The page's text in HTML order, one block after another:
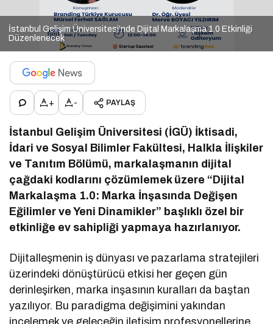
İstanbul Gelişim Üniversitesi’nde Dijital Markalaşma 1.0 Etkinliği
Düzenlenecek
+ - PAYLAŞ
İstanbul Gelişim Üniversitesi (İGÜ) İktisadi,
İdari ve Sosyal Bilimler Fakültesi, Halkla İlişkiler
ve Tanıtım Bölümü, markalaşmanın dijital
çağdaki kodlarını çözümlemek üzere “Dijital
Markalaşma 1.0: Marka İnşasında Değişen
Eğilimler ve Yeni Dinamikler” başlıklı özel bir
etkinliğe ev sahipliği yapmaya hazırlanıyor.
Dijitalleşmenin iş dünyası ve pazarlama stratejileri
üzerindeki dönüştürücü etkisi her geçen gün
derinleşirken, marka inşasının kuralları da baştan
yazılıyor. Bu paradigma değişimini yakından